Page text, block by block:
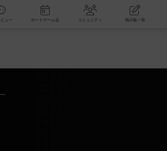
新着レビュー ボードゲーム会 コミュニティ